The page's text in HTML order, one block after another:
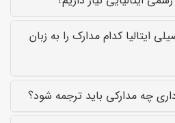
ایتالیا کدام مدارک را به زبان
چه مدارکی باید ترجمه شود؟